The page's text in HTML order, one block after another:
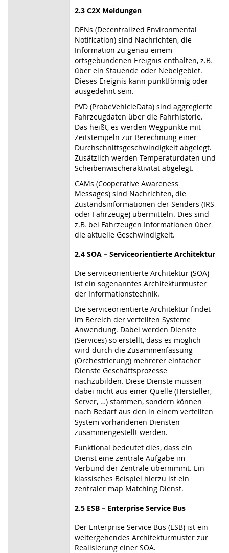
2.3 C2X Meldungen
DENs (Decentralized Environmental
Notification) sind Nachrichten, die
Information zu genau einem
ortsgebundenen Ereignis enthalten, z.B.
über ein Stauende oder Nebelgebiet.
Dieses Ereignis kann punktförmig oder
ausgedehnt sein.
PVD (ProbeVehicleData) sind aggregierte
Fahrzeugdaten über die Fahrhistorie.
Das heißt, es werden Wegpunkte mit
Zeitstempeln zur Berechnung einer
Durchschnittsgeschwindigkeit abgelegt.
Zusätzlich werden Temperaturdaten und
Scheibenwischeraktivität abgelegt.
CAMs (Cooperative Awareness
Messages) sind Nachrichten, die
Zustandsinformationen der Senders (IRS
oder Fahrzeuge) übermitteln. Dies sind
z.B. bei Fahrzeugen Informationen über
die aktuelle Geschwindigkeit.
2.4 SOA – Serviceorientierte Architektur
Die serviceorientierte Architektur (SOA)
ist ein sogenanntes Architekturmuster
der Informationstechnik.
Die serviceorientierte Architektur findet
im Bereich der verteilten Systeme
Anwendung. Dabei werden Dienste
(Services) so erstellt, dass es möglich
wird durch die Zusammenfassung
(Orchestrierung) mehrerer einfacher
Dienste Geschäftsprozesse
nachzubilden. Diese Dienste müssen
dabei nicht aus einer Quelle (Hersteller,
Server, …) stammen, sondern können
nach Bedarf aus den in einem verteilten
System vorhandenen Diensten
zusammengestellt werden.
Funktional bedeutet dies, dass ein
Dienst eine zentrale Aufgabe im
Verbund der Zentrale übernimmt. Ein
klassisches Beispiel hierzu ist ein
zentraler map Matching Dienst.
2.5 ESB – Enterprise Service Bus
Der Enterprise Service Bus (ESB) ist ein
weitergehendes Architekturmuster zur
Realisierung einer SOA.